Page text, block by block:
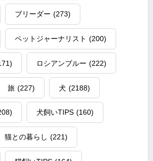
ブリーダー (273)
ペットジャーナリスト (200)
ロシアンブルー (222)
旅 (227) 犬 (2188)
犬飼いTIPS (160)
猫との暮らし (221)